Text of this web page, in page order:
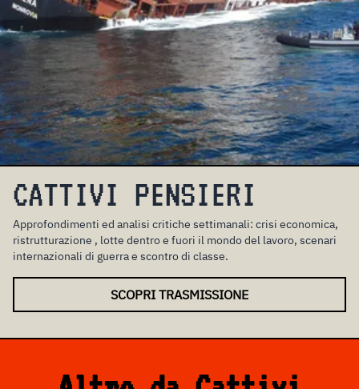
CATTIVI PENSIERI
Approfondimenti ed analisi critiche settimanali: crisi economica,
ristrutturazione , lotte dentro e fuori il mondo del lavoro, scenari
internazionali di guerra e scontro di classe.
SCOPRI TRASMISSIONE